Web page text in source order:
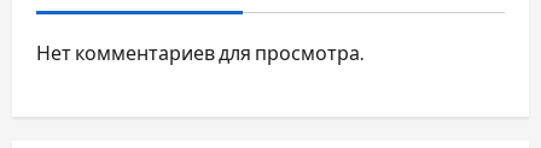
Нет комментариев для просмотра.